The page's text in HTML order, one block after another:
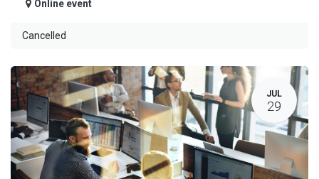
Online event
Cancelled
JUL
29